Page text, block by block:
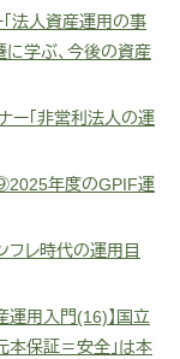
法人資産運用の事
に学ぶ、今後の資産
ー「非営利法人の運
年度のGPIF運
フレ時代の運用目
運用入門(16)】国立
本保証＝安全」は本